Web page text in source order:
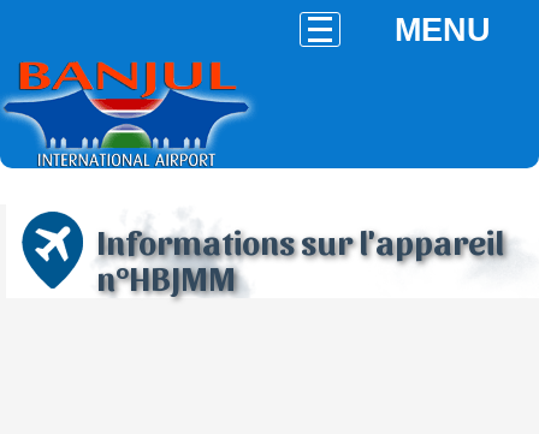
MENU
Informations sur l'appareil
n°HBJMM